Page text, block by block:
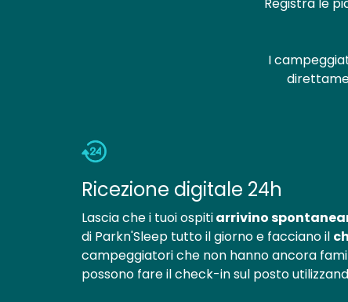
I
Ricezione digitale 24h
Lascia che i tuoi ospitiarrivino
di Parkn'Sleep tutto il giorno e facciano il
campeggiatori che non hanno ancora
possono fare il check-in sul posto